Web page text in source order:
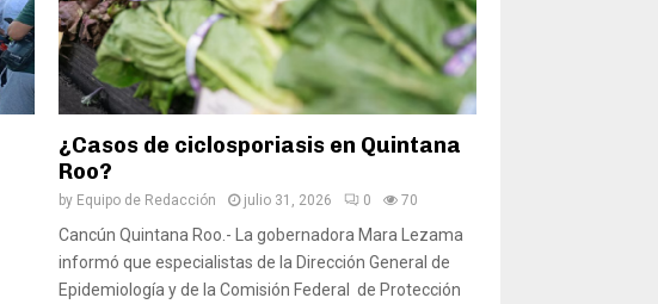
¿Casos de ciclosporiasis en Quintana
Roo?
by Equipo de Redacción julio 31, 2026 0 70
Cancún Quintana Roo.- La gobernadora Mara Lezama
informó que especialistas de la Dirección General de
Epidemiología y de la Comisión Federal de Protección